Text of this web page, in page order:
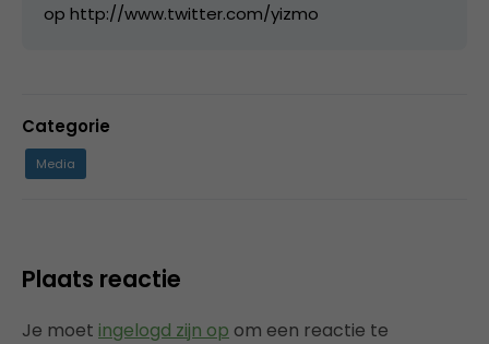
op http://www.twitter.com/yizmo
Categorie
Media
Plaats reactie
Je moet ingelogd zijn op om een reactie te